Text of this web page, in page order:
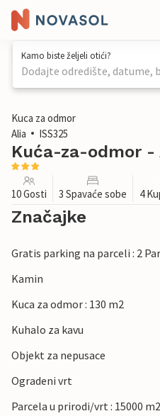
Kamo biste željeli otići?
Dodajte odredište, datume,
1 / 83
Kuca za odmor
Alia
ISS325
Kuća-za-odmor -
10 Gosti 3 Spavaće sobe 4
Značajke
Gratis parking na parceli : 2
Kamin
Kuca za odmor : 130 m2
Kuhalo za kavu
Objekt za nepusace
Ogradeni vrt
Parcela u prirodi/vrt : 15000 m2